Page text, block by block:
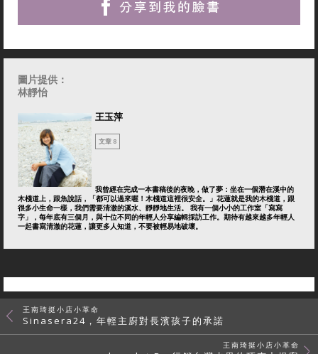
圖片提供：
林靜怡
王玉萍
文章 8
我曾經在完成一本書稿後的夜晚，做了夢：坐在一個潛在溪中的
木棧道上，跟魚說話，「都可以過來喔！木棧道這裡很安全。」花蓮就是我的木棧道，跟
很多小生命一樣，我們需要清澈的溪水、靜靜地生活。 我有一個小小的工作室「寫寫
字」，每年底有三個月，與十位不同的年輕人分享編輯採訪工作。期待有越來越多年輕人
一起書寫清澈的花蓮，讓更多人知道，不要被輕易地破壞。
王南琦挺小店小革命
Sinasera24，年輕主廚對長濱孩子的承諾
王南琦挺小店小革命